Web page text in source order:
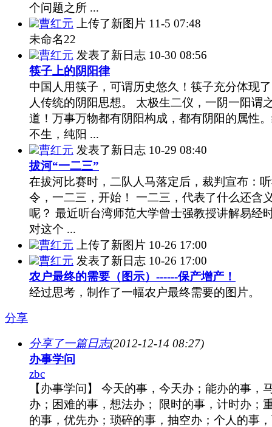
个问题之所 ...
曹红元 上传了新图片 11-5 07:48
未命名22
曹红元 发表了新日志 10-30 08:56
筷子上的阴阳律
中国人用筷子，可谓历史悠久！筷子充分体现
人传统的阴阳思想。 太极生二仪，一阴一阳谓
道！万事万物都有阴阳构成，都有阴阳的属性
不生，纯阳 ...
曹红元 发表了新日志 10-29 08:40
拔河“一二三”
在拔河比赛时，二队人马落定后，裁判宣布：
令，一二三，开始！ 一二三，代表了什么还含
呢？ 最近听台湾师范大学曾士强教授讲解易经
对这个 ...
曹红元 上传了新图片 10-26 17:00
曹红元 发表了新日志 10-26 17:00
农户最终的需要（图示）------保产增产！
经过思考，制作了一幅农户最终需要的图片。
分享
分享了一篇日志(2012-12-14 08:27)
办事学问
zbc
【办事学问】 今天的事，今天办；能办的事，
办；困难的事，想法办； 限时的事，计时办；
的事，优先办；琐碎的事，抽空办；个人的事